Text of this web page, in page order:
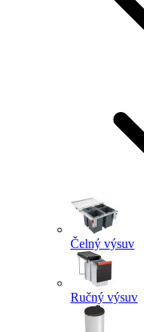
Čelný výsuv
Ručný výsuv